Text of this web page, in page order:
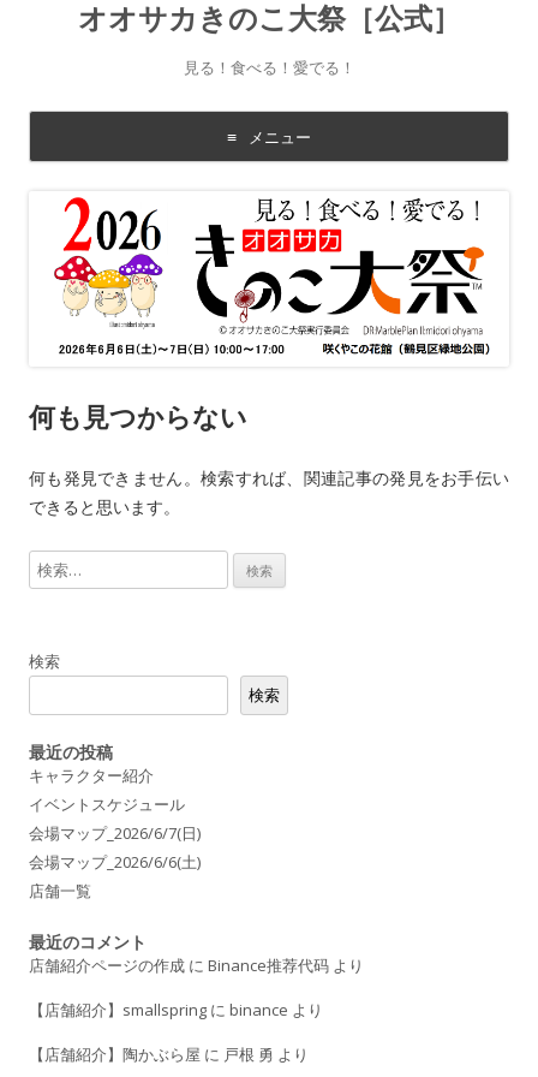
オオサカきのこ大祭［公式］
見る！食べる！愛でる！
メニュー
コ
何も見つからない
何も発見できません。検索すれば、関連記事の発見をお手伝い
できると思います。
検
索
検索
検索
最近の投稿
キャラクター紹介
イベントスケジュール
会場マップ_2026/6/7(日)
会場マップ_2026/6/6(土)
店舗一覧
最近のコメント
店舗紹介ページの作成 に Binance推荐代码 より
【店舗紹介】smallspring に binance より
【店舗紹介】陶かぶら屋 に 戸根 勇 より